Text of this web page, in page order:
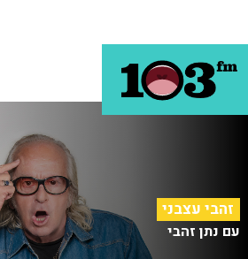
זהבי עצבני
עם נתן זהבי